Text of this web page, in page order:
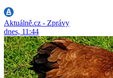
Aktuálně.cz - Zprávy
dnes, 11:44